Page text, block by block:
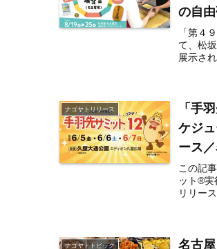
の自
「第４
て、松
展示さ
ナゴヤトリリース
「手
ケジ
ース／
この記
ット®︎実
リリー
ナゴヤトトピック
名古